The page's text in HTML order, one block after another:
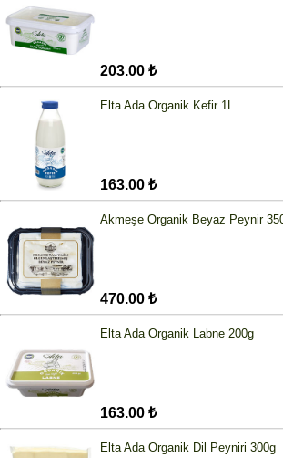
203.00 ₺
Elta Ada Organik Kefir 1L
163.00 ₺
Akmeşe Organik Beyaz Peynir
470.00 ₺
Elta Ada Organik Labne 200g
163.00 ₺
Elta Ada Organik Dil Peyniri 300g